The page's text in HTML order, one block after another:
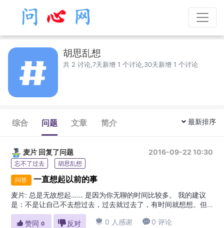
胡思乱想
共 2 讨论,7天新增 1 个讨论,30天新增 1 个讨论
综合 问题 文章 简介 最新排序
麦片 回复了问题 2016-09-22 10:30
忘不了过去 胡思乱想
问答 一直想起以前的事
麦片: 总是无故想起…… 是因为你无聊的时间比较多。 我的建议
是：不是让自己不去想过去，过去就过去了，有时间就想想。但
有时间的话，要拿来做更重要的对未来有帮助的事。
 赞同 0  反对  0 人感谢  0 评论